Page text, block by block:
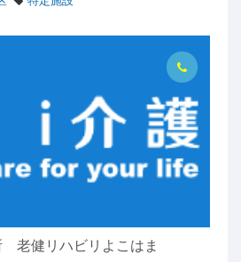
老健リハビリよこはま